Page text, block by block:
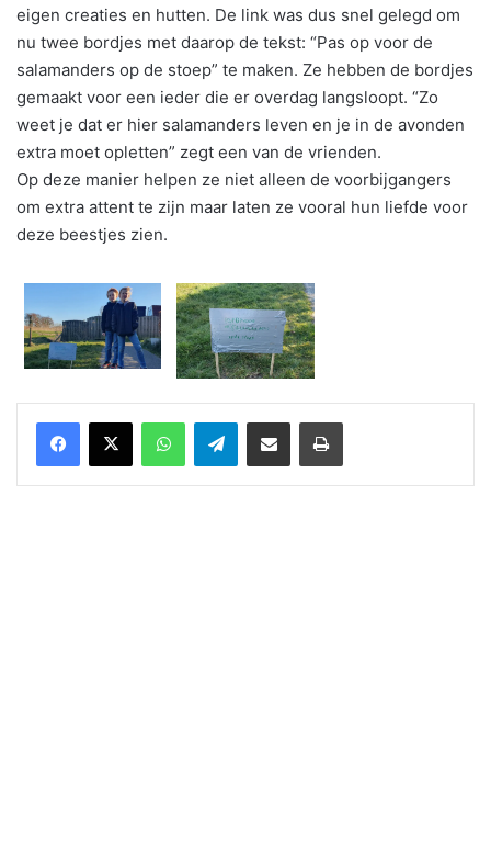
eigen creaties en hutten. De link was dus snel gelegd om
nu twee bordjes met daarop de tekst: “Pas op voor de
salamanders op de stoep” te maken. Ze hebben de bordjes
gemaakt voor een ieder die er overdag langsloopt. “Zo
weet je dat er hier salamanders leven en je in de avonden
extra moet opletten” zegt een van de vrienden.
Op deze manier helpen ze niet alleen de voorbijgangers
om extra attent te zijn maar laten ze vooral hun liefde voor
deze beestjes zien.
WhatsAppTelegramDelen via Email Print